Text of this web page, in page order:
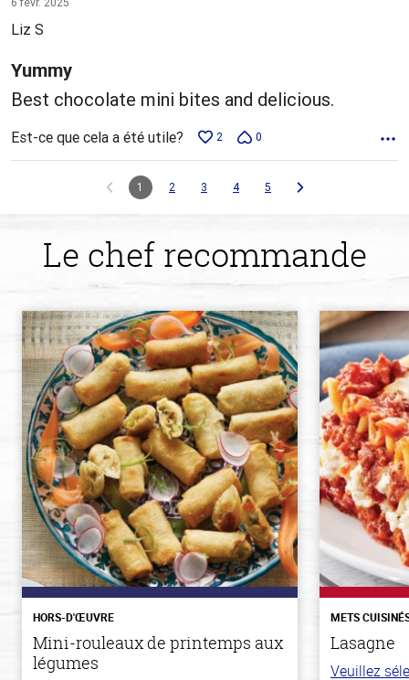
5Liz S
Yummy
Best chocolate mini bites and delicious.
Est-ce que cela a été utile? 2 0
1 2 3 4 5
Le chef recommande
HORS-D'ŒUVRE
Mini-rouleaux de printemps aux
légumes
METS
Lasagne
Veuillez